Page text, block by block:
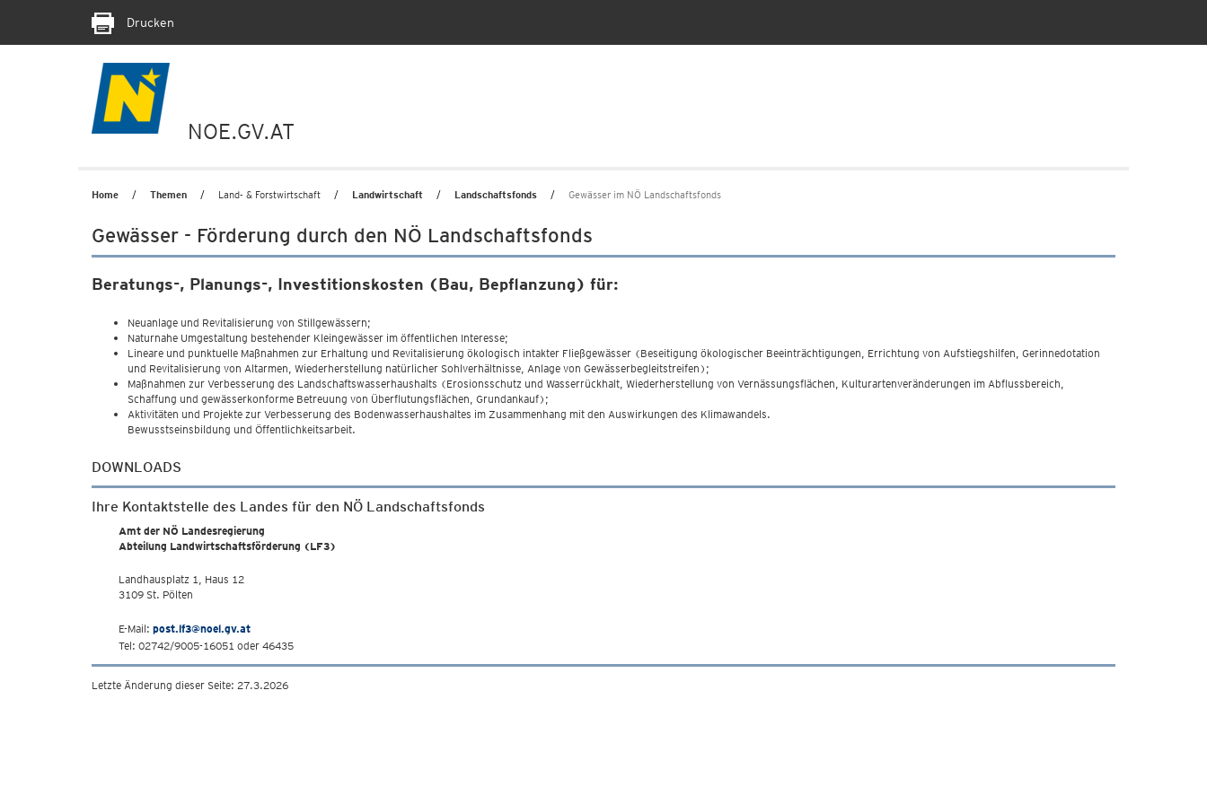
Drucken
NOE.GV.AT
Home Themen Land- & Forstwirtschaft Landwirtschaft Landschaftsfonds Gewässer im NÖ Landschaftsfonds
Gewässer - Förderung durch den NÖ Landschaftsfonds
Beratungs-, Planungs-, Investitionskosten (Bau, Bepflanzung) für:
Neuanlage und Revitalisierung von Stillgewässern;
Naturnahe Umgestaltung bestehender Kleingewässer im öffentlichen Interesse;
Lineare und punktuelle Maßnahmen zur Erhaltung und Revitalisierung ökologisch intakter Fließgewässer (Beseitigung ökologischer Beeinträchtigungen, Errichtung von Aufstiegshilfen, Gerinnedotation
und Revitalisierung von Altarmen, Wiederherstellung natürlicher Sohlverhältnisse, Anlage von Gewässerbegleitstreifen);
Maßnahmen zur Verbesserung des Landschaftswasserhaushalts (Erosionsschutz und Wasserrückhalt, Wiederherstellung von Vernässungsflächen, Kulturartenveränderungen im Abflussbereich,
Schaffung und gewässerkonforme Betreuung von Überflutungsflächen, Grundankauf);
Aktivitäten und Projekte zur Verbesserung des Bodenwasserhaushaltes im Zusammenhang mit den Auswirkungen des Klimawandels.
Bewusstseinsbildung und Öffentlichkeitsarbeit.
DOWNLOADS
Ihre Kontaktstelle des Landes für den NÖ Landschaftsfonds
Amt der NÖ Landesregierung
Abteilung Landwirtschaftsförderung (LF3)
Landhausplatz 1, Haus 12
3109 St. Pölten
E-Mail: post.lf3@noel.gv.at
Tel: 02742/9005-16051 oder 46435
Letzte Änderung dieser Seite: 27.3.2026